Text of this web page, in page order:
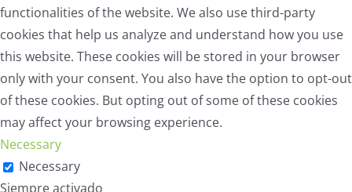
functionalities of the website. We also use third-party
cookies that help us analyze and understand how you use
this website. These cookies will be stored in your browser
only with your consent. You also have the option to opt-out
of these cookies. But opting out of some of these cookies
may affect your browsing experience.
Necessary
Necessary
Siempre activado